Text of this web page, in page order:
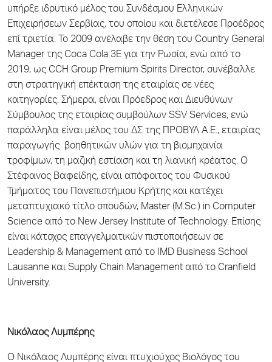
υπήρξε ιδρυτικό μέλος του Συνδέσμου Ελληνικών
Επιχειρήσεων Σερβίας, του οποίου και διετέλεσε Προέδρος
επί τριετία. Το 2009 ανέλαβε την θέση του Country General
Manager της Coca Cola 3E για την Ρωσία, ενώ από το
2019, ως CCH Group Premium Spirits Director, συνέβαλλε
στη στρατηγική επέκταση της εταιρίας σε νέες
κατηγορίες. Σήμερα, είναι Πρόεδρος και Διευθύνων
Σύμβουλος της εταιρίας συμβούλων SSV Services, ενώ
παράλληλα είναι μέλος του ΔΣ της ΠΡΟΒΥΛ Α.Ε., εταιρίας
παραγωγής βοηθητικών υλών για τη βιομηχανία
τροφίμων, τη μαζική εστίαση και τη λιανική κρέατος. Ο
Στέφανος Βαφείδης, είναι απόφοιτος του Φυσικού
Τμήματος του Πανεπιστήμιου Κρήτης και κατέχει
μεταπτυχιακό τίτλο σπουδών, Master (M.Sc.) in Computer
Science από το New Jersey Institute of Technology. Επίσης
είναι κάτοχος επαγγελματικών πιστοποιήσεων σε
Leadership & Management από το IMD Business School
Lausanne και Supply Chain Management από το Cranfield
University.
Νικόλαος Λυμπέρης
Ο Νικόλαος Λυμπέρης είναι πτυχιούχος Βιολόγος του